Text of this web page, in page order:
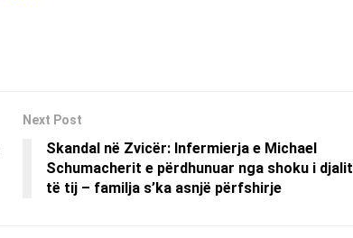
Next Post
Skandal në Zvicër: Infermierja e Michael
Schumacherit e përdhunuar nga shoku i djalit
të tij – familja s’ka asnjë përfshirje